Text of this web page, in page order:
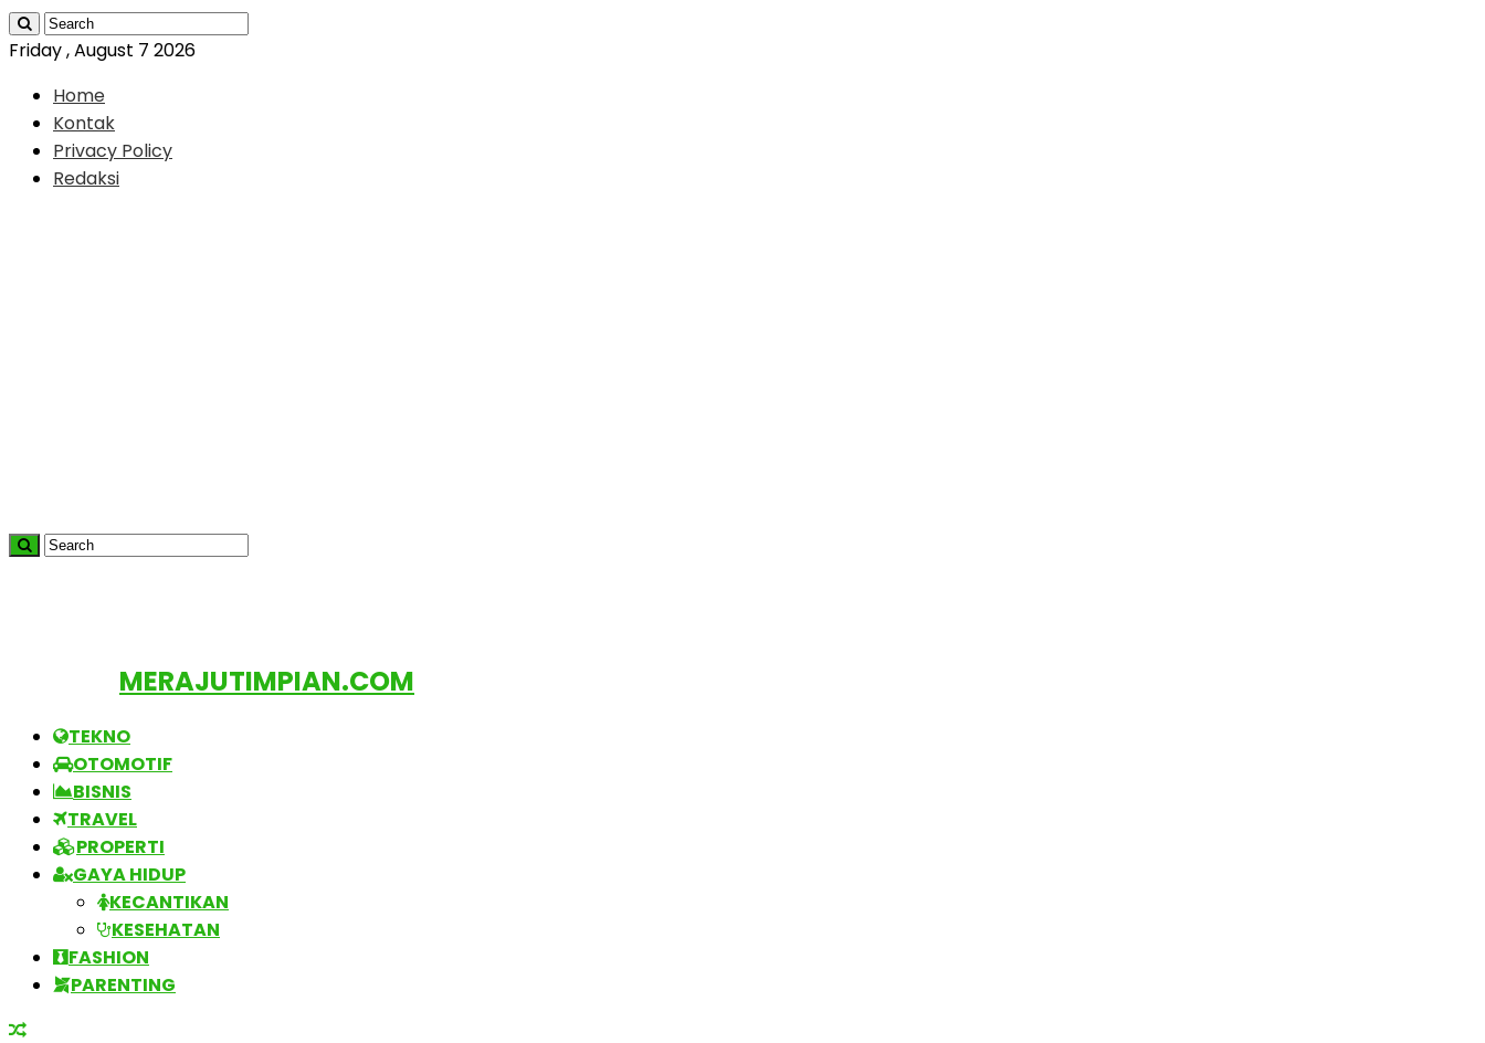
Friday , August 7 2026
Home
Kontak
Privacy Policy
Redaksi
MERAJUTIMPIAN.COM
TEKNO
OTOMOTIF
BISNIS
TRAVEL
PROPERTI
GAYA HIDUP
KECANTIKAN
KESEHATAN
FASHION
PARENTING